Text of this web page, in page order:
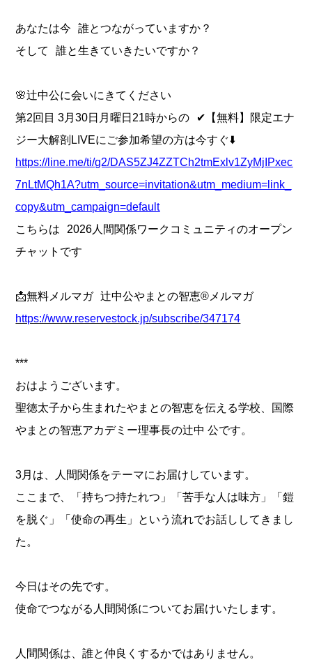
あなたは今 誰とつながっていますか？
そして 誰と生きていきたいですか？
🌸辻中公に会いにきてください
第2回目 3月30日月曜日21時からの ✔【無料】限定エナ
ジー大解剖LIVEにご参加希望の方は今すぐ⬇️
https://line.me/ti/g2/DAS5ZJ4ZZTCh2tmExlv1ZyMjIPxec
7nLtMQh1A?utm_source=invitation&utm_medium=link_
copy&utm_campaign=default
こちらは 2026人間関係ワークコミュニティのオープン
チャットです
📩無料メルマガ 辻中公やまとの智恵®メルマガ
https://www.reservestock.jp/subscribe/347174
***
おはようございます。
聖徳太子から生まれたやまとの智恵を伝える学校、国際
やまとの智恵アカデミー理事長の辻中 公です。
3月は、人間関係をテーマにお届けしています。
ここまで、「持ちつ持たれつ」「苦手な人は味方」「鎧
を脱ぐ」「使命の再生」という流れでお話ししてきまし
た。
今日はその先です。
使命でつながる人間関係についてお届けいたします。
人間関係は、誰と仲良くするかではありません。